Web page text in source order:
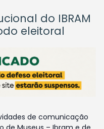
do IBRAM
eleitoral
de comunicação